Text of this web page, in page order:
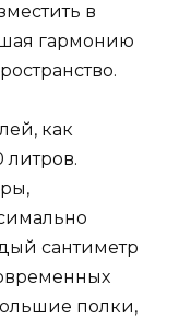
в
гармонию
как
литров.
сантиметр
полки,